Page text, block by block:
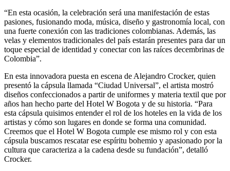
“En esta ocasión, la celebración será una manifestación de estas
pasiones, fusionando moda, música, diseño y gastronomía local, con
una fuerte conexión con las tradiciones colombianas. Además, las
velas y elementos tradicionales del país estarán presentes para dar un
toque especial de identidad y conectar con las raíces decembrinas de
Colombia”.
En esta innovadora puesta en escena de Alejandro Crocker, quien
presentó la cápsula llamada “Ciudad Universal”, el artista mostró
diseños confeccionados a partir de uniformes y materia textil que por
años han hecho parte del Hotel W Bogota y de su historia. “Para
esta cápsula quisimos entender el rol de los hoteles en la vida de los
artistas y cómo son lugares en donde se forma una comunidad.
Creemos que el Hotel W Bogota cumple ese mismo rol y con esta
cápsula buscamos rescatar ese espíritu bohemio y apasionado por la
cultura que caracteriza a la cadena desde su fundación”, detalló
Crocker.